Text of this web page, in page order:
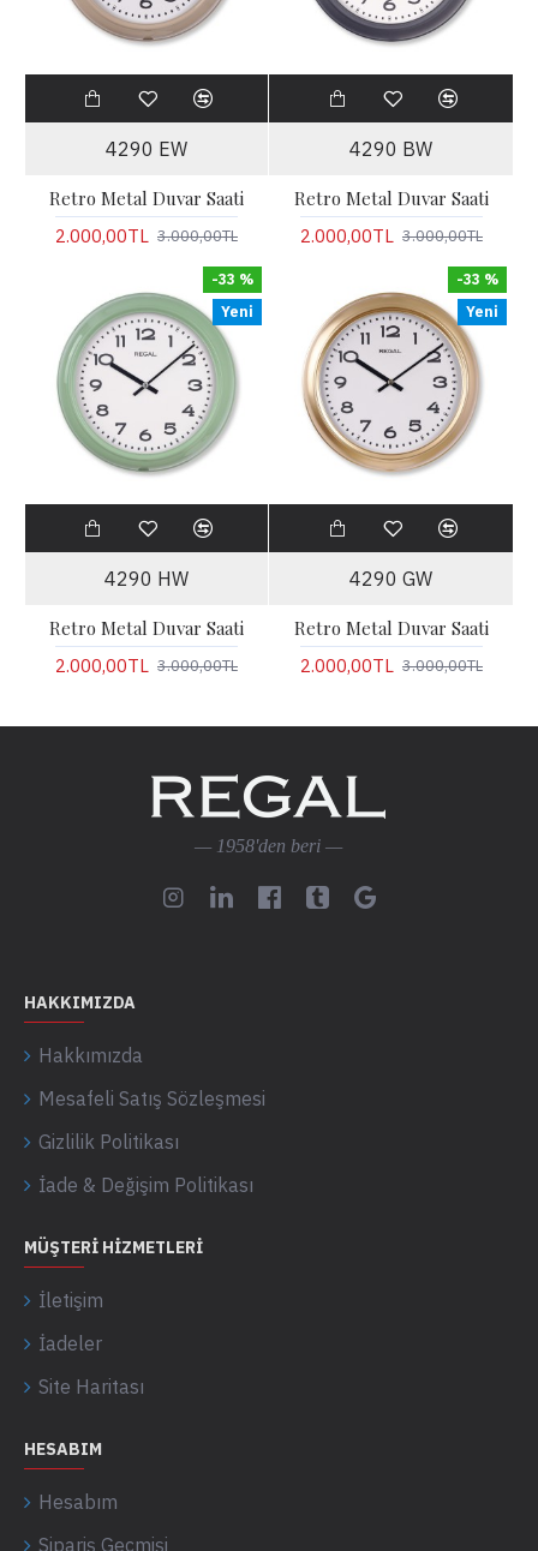
4290 EW
Retro Metal Duvar Saati
2.000,00TL 3.000,00TL
4290 BW
Retro Metal Duvar Saati
2.000,00TL 3.000,00TL
Yeni
-33 %
4290 HW
Retro Metal Duvar Saati
2.000,00TL 3.000,00TL
Yeni
-33 %
4290 GW
Retro Metal Duvar Saati
2.000,00TL 3.000,00TL
— 1958'den beri —
HAKKIMIZDA
Hakkımızda
Mesafeli Satış Sözleşmesi
Gizlilik Politikası
İade & Değişim Politikası
MÜŞTERI HIZMETLERI
İletişim
İadeler
Site Haritası
HESABIM
Hesabım
Sipariş Geçmişi